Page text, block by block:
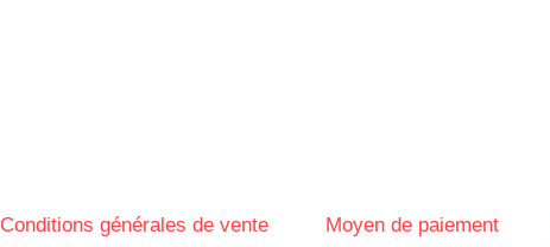
Conditions générales de vente Moyen de paiement